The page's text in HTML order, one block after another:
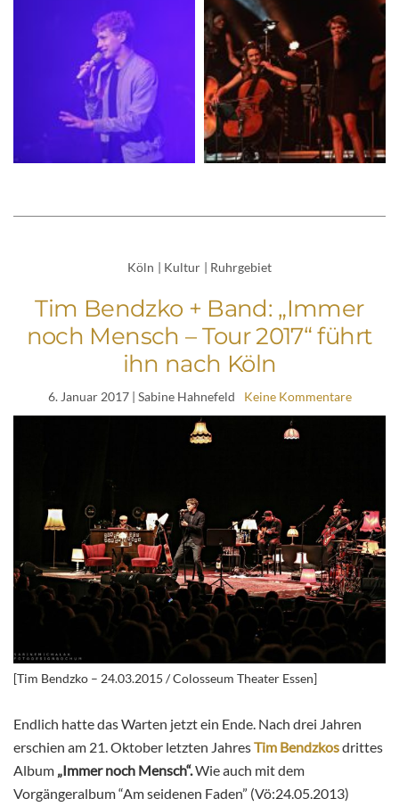
Köln | Kultur | Ruhrgebiet
Tim Bendzko + Band: „Immer
noch Mensch – Tour 2017“ führt
ihn nach Köln
6. Januar 2017| Sabine Hahnefeld Keine Kommentare
[Tim Bendzko – 24.03.2015 / Colosseum Theater Essen]
Endlich hatte das Warten jetzt ein Ende. Nach drei Jahren
erschien am 21. Oktober letzten JahresTim Bendzkosdrittes
Album „Immer noch Mensch“.Wie auch mit dem
Vorgängeralbum “Am seidenen Faden” (Vö:24.05.2013)